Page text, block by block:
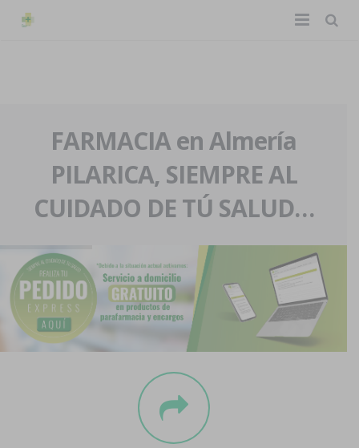
La farmacia
Nuestra historia
Nuestro equipo
Eventos
Servicios y reservas
Pedidos express
Blog
Contacto
Boletín
FARMACIA en Almería
PILARICA, SIEMPRE AL
CUIDADO DE TÚ SALUD…